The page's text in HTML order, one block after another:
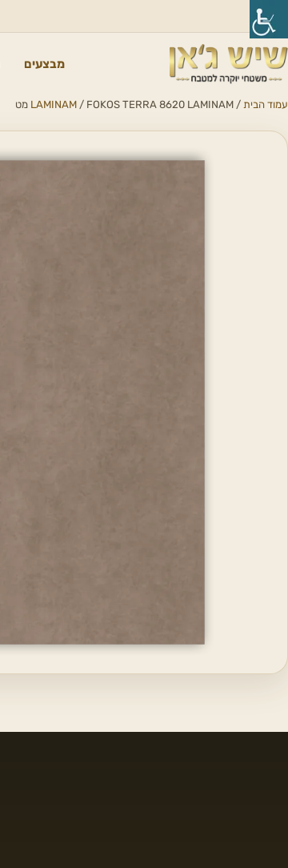
מבצעים
עמוד הבית /
LAMINAM / FOKOS TERRA 8620 LAMINAM מט